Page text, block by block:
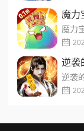
魔力
逆袭